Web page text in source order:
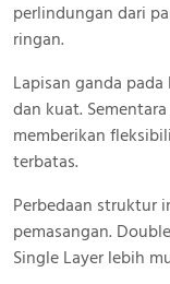
perlindungan dari
ringan.
Lapisan ganda
dan kuat.
memberikan
terbatas.
Perbedaan struktur
pemasangan.
Single Layer lebih